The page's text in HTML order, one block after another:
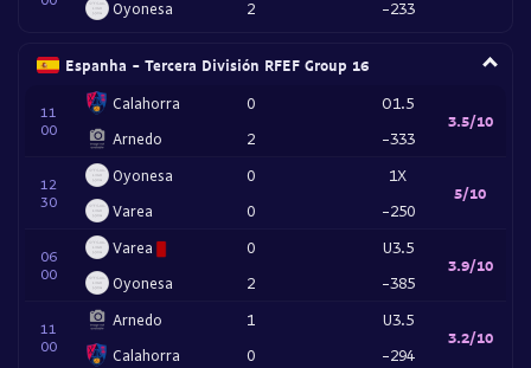
Oyonesa
2
-233
Espanha - Tercera División RFEF Group 16
11
00
Calahorra
Arnedo
0
2
O1.5
-333
3.5/10
12
30
Oyonesa
Varea
0
0
1X
-250
5/10
06
00
Varea
Oyonesa
0
2
U3.5
-385
3.9/10
11
00
Arnedo
Calahorra
1
0
U3.5
-294
3.2/10